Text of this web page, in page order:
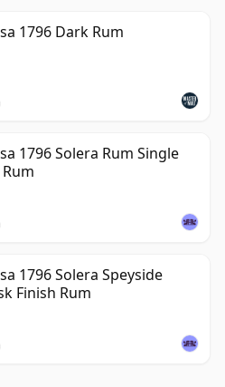
1796 Dark Rum
1796 Solera Rum Single
1796 Solera Speyside
Finish Rum